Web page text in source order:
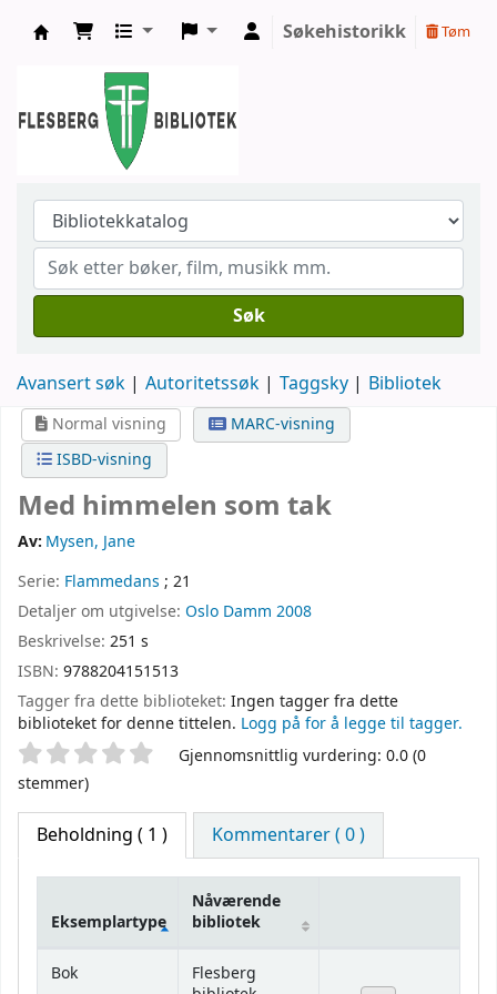
Søkehistorikk Tøm
Søk
Avansert søk Autoritetssøk Taggsky Bibliotek
Normal visning
MARC-visning
ISBD-visning
Med himmelen som tak
Av: Mysen, Jane
Serie: Flammedans ; 21
Detaljer om utgivelse: Oslo Damm 2008
Beskrivelse: 251 s
ISBN: 9788204151513
Tagger fra dette biblioteket: Ingen tagger fra dette
biblioteket for denne tittelen. Logg på for å legge til tagger.
StjernevurderingGjennomsnittlig vurdering: 0.0 (0
stemmer)
Beholdning ( 1 ) Kommentarer ( 0 )
Beholdning
Eksemplartype
Nåværende
bibliotek
Bok
Flesberg